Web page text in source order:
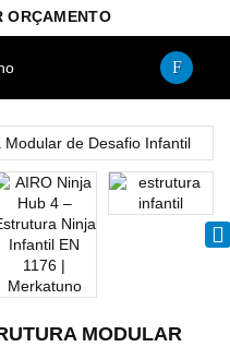
ORÇAMENTO
MODULAR